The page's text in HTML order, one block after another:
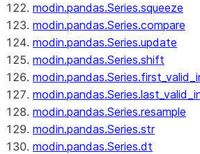
modin.pandas.Series.squeeze
modin.pandas.Series.compare
modin.pandas.Series.update
modin.pandas.Series.shift
modin.pandas.Series.resample
modin.pandas.Series.str
modin.pandas.Series.dt